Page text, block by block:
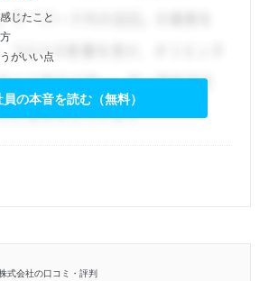
じたこと
がいい点
員の本音を読む（無料）
式会社の口コミ・評判